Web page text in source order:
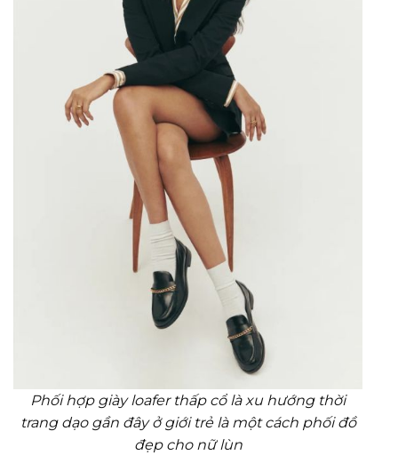
Phối hợp giày loafer thấp cổ là xu hướng thời
trang dạo gần đây ở giới trẻ là một cách phối đồ
đẹp cho nữ lùn